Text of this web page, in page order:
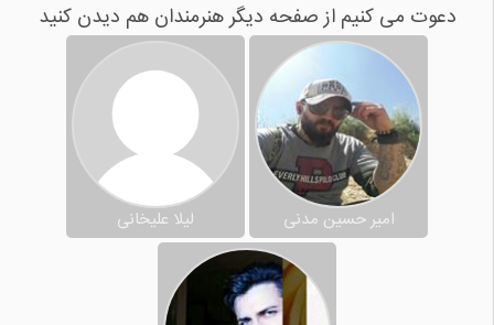
دعوت می کنیم از صفحه دیگر هنرمندان هم دیدن کنید
امیر حسین مدنی لیلا علیخانى